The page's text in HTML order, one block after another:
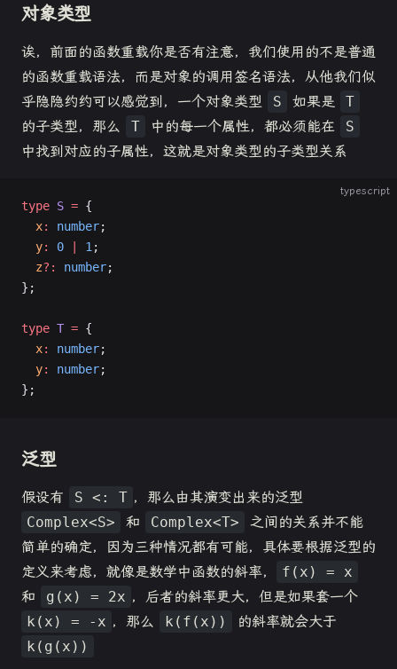
对象类型
诶，前面的函数重载你是否有注意，我们使用的不是普通
的函数重载语法，而是对象的调用签名语法，从他我们似
乎隐隐约约可以感觉到，一个对象类型
S 如果是
T
的子类型，那么
T 中的每一个属性，都必须能在
S
中找到对应的子属性，这就是对象类型的子类型关系
typescript
type S = {
  x
: number;
  y
: 0 | 1 ;
  z
?: number;
};
type T = {
  x
: number;
  y
: number;
};
泛型
假设有 S <: T ，那么由其演变出来的泛型
Complex<S>
和 Complex<T>
之间的关系并不能
简单的确定，因为三种情况都有可能，具体要根据泛型的
定义来考虑，就像是数学中函数的斜率，
f(x) = x
和
g(x) = 2x ，后者的斜率更大，但是如果套一个
k(x) = -x ，那么 k(f(x))
的斜率就会大于
k(g(x))